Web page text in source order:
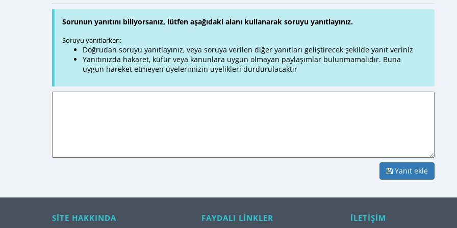
Sorunun yanıtını biliyorsanız, lütfen aşağıdaki alanı kullanarak soruyu yanıtlayınız.
Soruyu yanıtlarken:
Doğrudan soruyu yanıtlayınız, veya soruya verilen diğer yanıtları geliştirecek şekilde yanıt veriniz
Yanıtınızda hakaret, küfür veya kanunlara uygun olmayan paylaşımlar bulunmamalıdır. Buna
uygun hareket etmeyen üyelerimizin üyelikleri durdurulacaktır
Yanıt ekle
SİTE HAKKINDA FAYDALI LİNKLER İLETİŞİM